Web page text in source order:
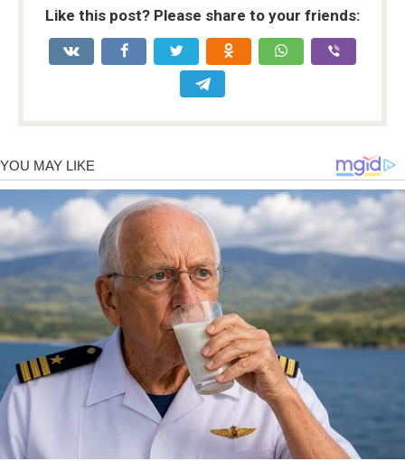
Like this post? Please share to your friends: